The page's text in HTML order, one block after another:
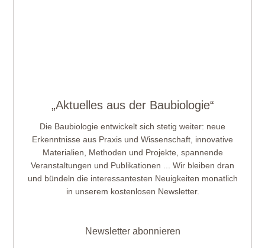
„Aktuelles aus der Baubiologie“
Die Baubiologie entwickelt sich stetig weiter: neue
Erkenntnisse aus Praxis und Wissenschaft, innovative
Materialien, Methoden und Projekte, spannende
Veranstaltungen und Publikationen ... Wir bleiben dran
und bündeln die interessantesten Neuigkeiten monatlich
in unserem kostenlosen Newsletter.
Newsletter abonnieren